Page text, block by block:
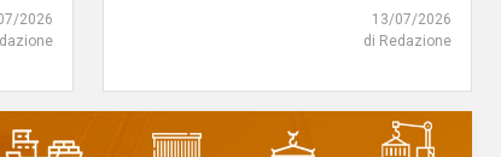
2026
13/07/2026
di Redazione